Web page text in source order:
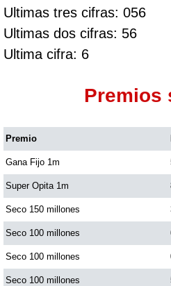
Ultimas tres cifras: 056
Ultimas dos cifras: 56
Ultima cifra: 6
Premios
Premio
Gana Fijo 1m
Super Opita 1m
Seco 150 millones
Seco 100 millones
Seco 100 millones
Seco 100 millones